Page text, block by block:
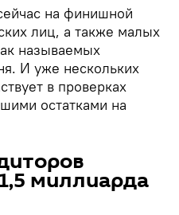
на финишной
лиц, а также малых
называемых
И уже нескольких
в проверках
остатками на
миллиарда